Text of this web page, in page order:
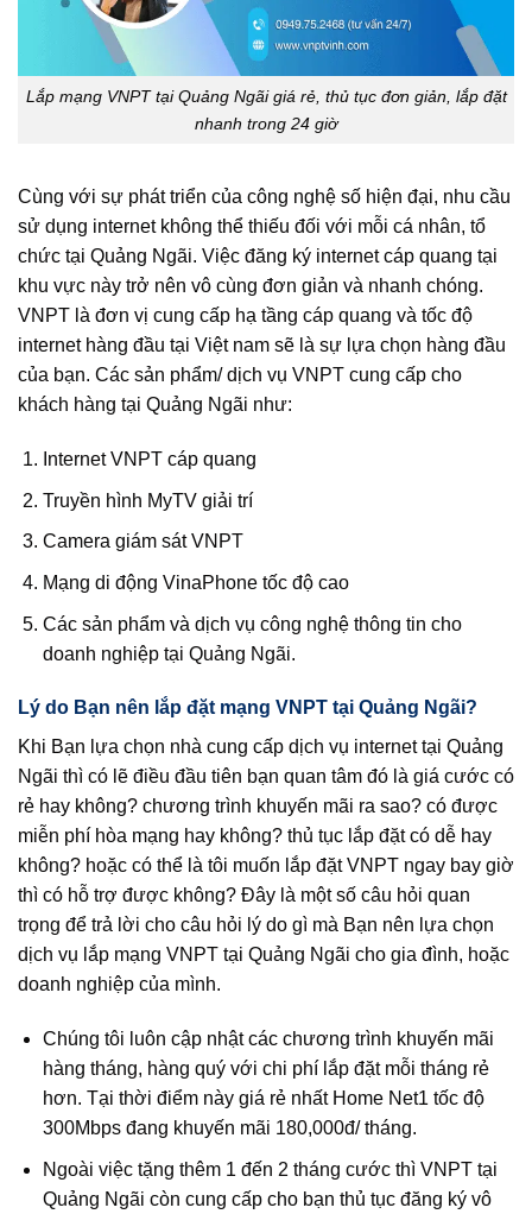
Lắp mạng VNPT tại Quảng Ngãi giá rẻ, thủ tục đơn giản, lắp đặt
nhanh trong 24 giờ
Cùng với sự phát triển của công nghệ số hiện đại, nhu cầu
sử dụng internet không thể thiếu đối với mỗi cá nhân, tổ
chức tại Quảng Ngãi. Việc đăng ký internet cáp quang tại
khu vực này trở nên vô cùng đơn giản và nhanh chóng.
VNPT là đơn vị cung cấp hạ tầng cáp quang và tốc độ
internet hàng đầu tại Việt nam sẽ là sự lựa chọn hàng đầu
của bạn. Các sản phẩm/ dịch vụ VNPT cung cấp cho
khách hàng tại Quảng Ngãi như:
Internet VNPT cáp quang
Truyền hình MyTV giải trí
Camera giám sát VNPT
Mạng di động VinaPhone tốc độ cao
Các sản phẩm và dịch vụ công nghệ thông tin cho
doanh nghiệp tại Quảng Ngãi.
Lý do Bạn nên lắp đặt mạng VNPT tại Quảng Ngãi?
Khi Bạn lựa chọn nhà cung cấp dịch vụ internet tại Quảng
Ngãi thì có lẽ điều đầu tiên bạn quan tâm đó là giá cước có
rẻ hay không? chương trình khuyến mãi ra sao? có được
miễn phí hòa mạng hay không? thủ tục lắp đặt có dễ hay
không? hoặc có thể là tôi muốn lắp đặt VNPT ngay bay giờ
thì có hỗ trợ được không? Đây là một số câu hỏi quan
trọng để trả lời cho câu hỏi lý do gì mà Bạn nên lựa chọn
dịch vụ lắp mạng VNPT tại Quảng Ngãi cho gia đình, hoặc
doanh nghiệp của mình.
Chúng tôi luôn cập nhật các chương trình khuyến mãi
hàng tháng, hàng quý với chi phí lắp đặt mỗi tháng rẻ
hơn. Tại thời điểm này giá rẻ nhất Home Net1 tốc độ
300Mbps đang khuyến mãi 180,000đ/ tháng.
Ngoài việc tặng thêm 1 đến 2 tháng cước thì VNPT tại
Quảng Ngãi còn cung cấp cho bạn thủ tục đăng ký vô